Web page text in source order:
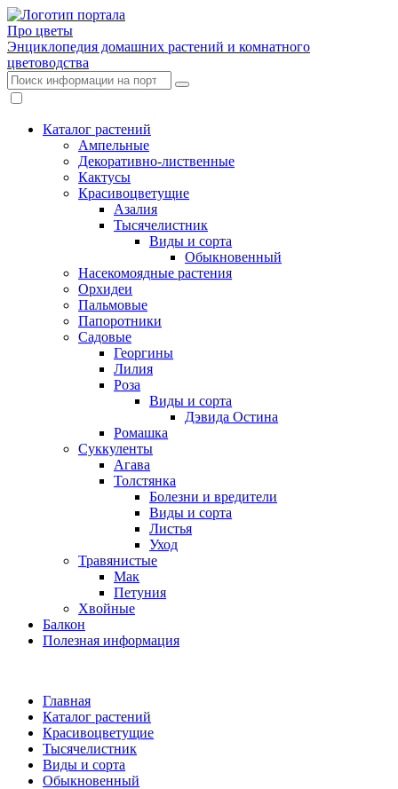
Про цветы
Энциклопедия домашних растений и комнатного
цветоводства
Каталог растений
Ампельные
Декоративно-лиственные
Кактусы
Красивоцветущие
Азалия
Тысячелистник
Виды и сорта
Обыкновенный
Насекомоядные растения
Орхидеи
Пальмовые
Папоротники
Садовые
Георгины
Лилия
Роза
Виды и сорта
Дэвида Остина
Ромашка
Суккуленты
Агава
Толстянка
Болезни и вредители
Виды и сорта
Листья
Уход
Травянистые
Мак
Петуния
Хвойные
Балкон
Полезная информация
Главная
Каталог растений
Красивоцветущие
Тысячелистник
Виды и сорта
Обыкновенный